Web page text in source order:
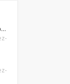
Re: Présentation d'un passionné de poker